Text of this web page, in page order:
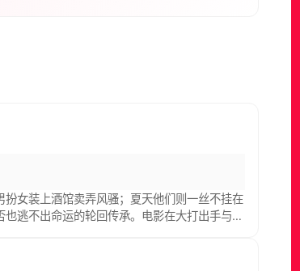
女装上酒馆卖弄风骚；夏天他们则一丝不挂在
逃不出命运的轮回传承。电影在大打出手与醉
的家庭却有着深切的热爱。